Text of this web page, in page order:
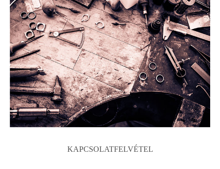
KAPCSOLATFELVÉTEL